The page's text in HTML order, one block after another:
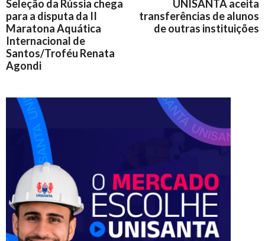
Seleção da Rússia chega
para a disputa da II
Maratona Aquática
Internacional de
Santos/Troféu Renata
Agondi
UNISANTA aceita
transferências de alunos
de outras instituições